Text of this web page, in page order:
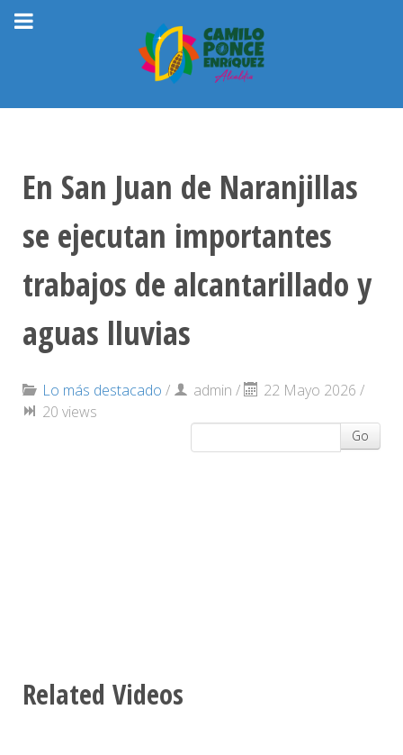
En San Juan de Naranjillas
se ejecutan importantes
trabajos de alcantarillado y
aguas lluvias
Lo más destacado / admin /
22 Mayo 2026 /
20 views
Go
Related Videos